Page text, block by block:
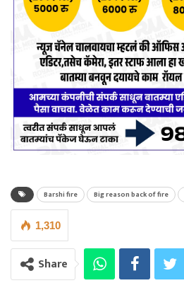
Barshi fire Big reason back of fire
1,310
Share